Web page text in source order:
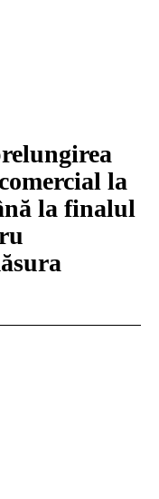
la
la finalul